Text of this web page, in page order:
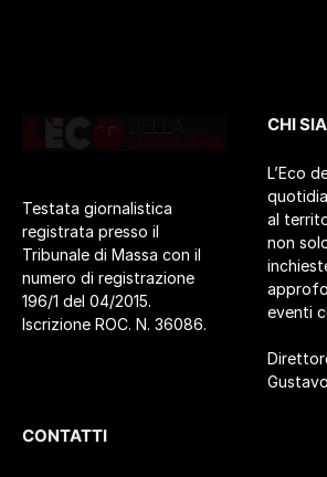
Testata giornalistica
registrata presso il
Tribunale di Massa con il
numero di registrazione
196/1 del 04/2015.
Iscrizione ROC. N. 36086.
CHI
L’Eco
al
non
eventi
CONTATTI